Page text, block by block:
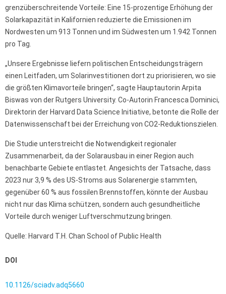
grenzüberschreitende Vorteile: Eine 15-prozentige Erhöhung der
Solarkapazität in Kalifornien reduzierte die Emissionen im
Nordwesten um 913 Tonnen und im Südwesten um 1.942 Tonnen
pro Tag.
„Unsere Ergebnisse liefern politischen Entscheidungsträgern
einen Leitfaden, um Solarinvestitionen dort zu priorisieren, wo sie
die größten Klimavorteile bringen“, sagte Hauptautorin Arpita
Biswas von der Rutgers University. Co-Autorin Francesca Dominici,
Direktorin der Harvard Data Science Initiative, betonte die Rolle der
Datenwissenschaft bei der Erreichung von CO2-Reduktionszielen.
Die Studie unterstreicht die Notwendigkeit regionaler
Zusammenarbeit, da der Solarausbau in einer Region auch
benachbarte Gebiete entlastet. Angesichts der Tatsache, dass
2023 nur 3,9 % des US-Stroms aus Solarenergie stammten,
gegenüber 60 % aus fossilen Brennstoffen, könnte der Ausbau
nicht nur das Klima schützen, sondern auch gesundheitliche
Vorteile durch weniger Luftverschmutzung bringen.
Quelle: Harvard T.H. Chan School of Public Health
DOI
10.1126/sciadv.adq5660